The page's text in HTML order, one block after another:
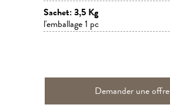
Sachet: 3,5 Kg
l'emballage 1 pc
Demander une offre